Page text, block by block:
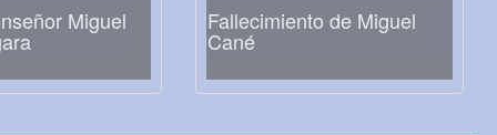
Miguel Fallecimiento de Miguel
Cané